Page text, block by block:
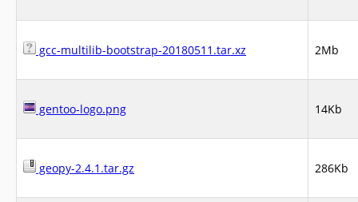
gcc-multilib-bootstrap-20180511.tar.xz 2Mb
gentoo-logo.png 14Kb
geopy-2.4.1.tar.gz 286Kb